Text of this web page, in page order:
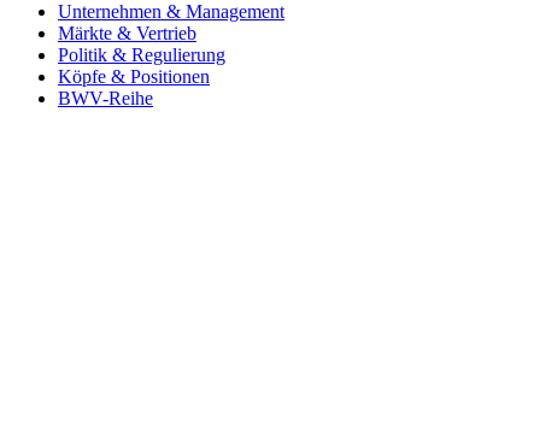
Unternehmen & Management
Märkte & Vertrieb
Politik & Regulierung
Köpfe & Positionen
BWV-Reihe